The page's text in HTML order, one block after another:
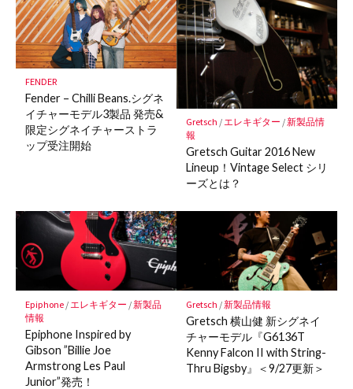
ー
ク
に
保
存
FENDER
Fender – Chilli Beans.シグネ
イチャーモデル3製品 発売&
限定シグネイチャーストラ
ップ受注開始
Gretsch /エレキギター /新製品情
報
Gretsch Guitar 2016 New
Lineup！Vintage Select シリ
ーズとは？
Epiphone/ エレキギター /新製品
情報
Epiphone Inspired by
Gibson ”Billie Joe
Armstrong Les Paul
Junior”発売！
Gretsch /新製品情報
Gretsch 横山健 新シグネイ
チャーモデル『G6136T
Kenny Falcon II with String-
Thru Bigsby』＜9/27更新＞